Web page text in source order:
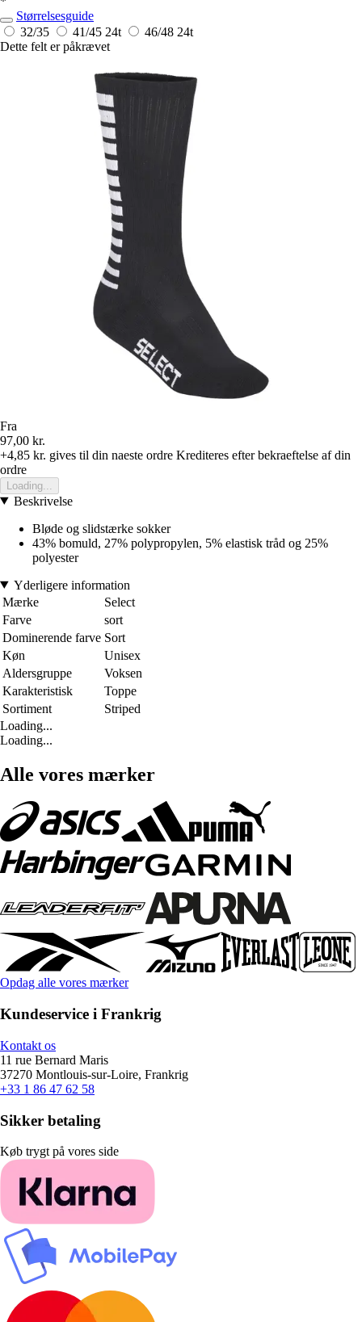
Størrelsesguide
32/35
41/45 24t 46/48 24t
Dette felt er påkrævet
Fra
97,00 kr.
+4,85 kr. gives til din naeste ordre Krediteres efter bekraeftelse af din
ordre
Loading...
Beskrivelse
Bløde og slidstærke sokker
43% bomuld, 27% polypropylen, 5% elastisk tråd og 25%
polyester
Yderligere information
Mærke
Select
Farve
sort
Dominerende farve Sort
Køn
Unisex
Aldersgruppe
Voksen
Karakteristisk
Toppe
Sortiment
Striped
Loading...
Loading...
Alle vores mærker
Opdag alle vores mærker
Kundeservice i Frankrig
Kontakt os
11 rue Bernard Maris
37270 Montlouis-sur-Loire, Frankrig
+33 1 86 47 62 58
Sikker betaling
Køb trygt på vores side